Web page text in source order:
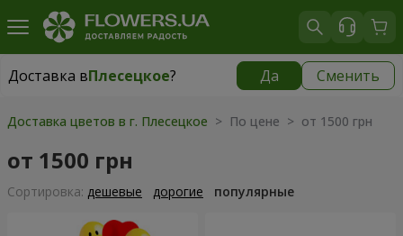
Доставка вПлесецкое? Да Сменить
Доставка вПлесецкое|
Доставка цветов в г. Плесецкое > По цене > от 1500 грн
от 1500 грн
Cортировка: дешевые дорогие популярные